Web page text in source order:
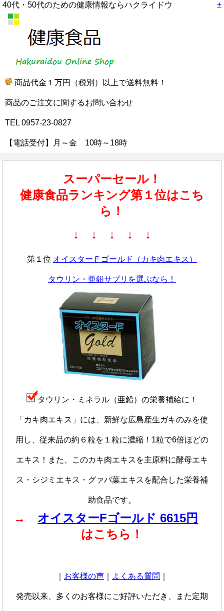
+
40代・50代のための健康情報ならハクライドウ
商品代金１万円（税別）以上で送料無料！
商品のご注文に関するお問い合わせ
TEL 0957-23-0827
【電話受付】月～金 10時～18時
スーパーセール！
健康食品ランキング第１位はこち
ら！
↓ ↓ ↓ ↓ ↓
第１位 オイスターＦゴールド（カキ肉エキス）
タウリン・亜鉛サプリを選ぶなら！
タウリン・ミネラル（亜鉛）の栄養補給に！
「カキ肉エキス」には、新鮮な広島産生ガキのみを使
用し、従来品の約６粒を１粒に濃縮！1粒で6倍ほどの
エキス！また、このカキ肉エキスを主原料に酵母エキ
ス・シジミエキス・グァバ葉エキスを配合した栄養補
助食品です。
→ オイスターFゴールド 6615円
はこちら！
お客様の声 よくある質問
発売以来、多くのお客様にご好評いただき、また定期